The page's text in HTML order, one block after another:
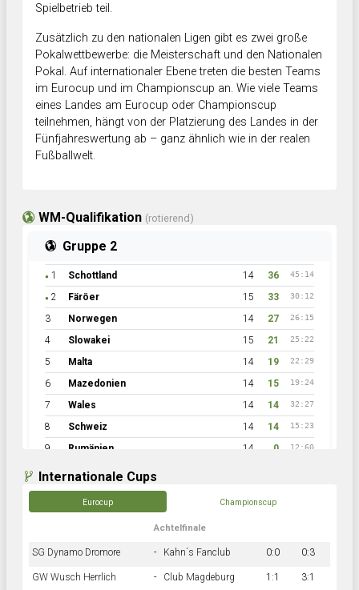
Spielbetrieb teil.
Zusätzlich zu den nationalen Ligen gibt es zwei große
Pokalwettbewerbe: die Meisterschaft und den Nationalen
Pokal. Auf internationaler Ebene treten die besten Teams
im Eurocup und im Championscup an. Wie viele Teams
eines Landes am Eurocup oder Championscup
teilnehmen, hängt von der Platzierung des Landes in der
Fünfjahreswertung ab – ganz ähnlich wie in der realen
Fußballwelt.
WM-Qualifikation (rotierend)
Gruppe 2
● 1 Schottland 14 36 45:14
● 2 Färöer 15 33 30:12
3 Norwegen 14 27 26:15
4 Slowakei 15 21 25:22
5 Malta 14 19 22:29
6 Mazedonien 14 15 19:24
7 Wales 14 14 32:27
8 Schweiz 14 14 15:23
9 Rumänien 14 0 12:60
Internationale Cups
Eurocup Championscup
Achtelfinale
SG Dynamo Dromore - Kahn´s Fanclub 0:0 0:3
GW Wusch Herrlich - Club Magdeburg 1:1 3:1